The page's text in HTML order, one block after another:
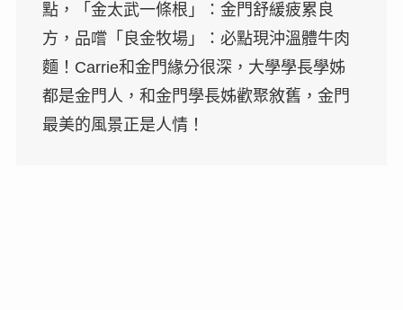
點，「金太武一條根」：金門舒緩疲累良
方，品嚐「良金牧場」：必點現沖溫體牛肉
麵！Carrie和金門緣分很深，大學學長學姊
都是金門人，和金門學長姊歡聚敘舊，金門
最美的風景正是人情！